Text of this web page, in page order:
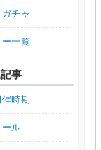
チャ
一覧
事
時期
ル